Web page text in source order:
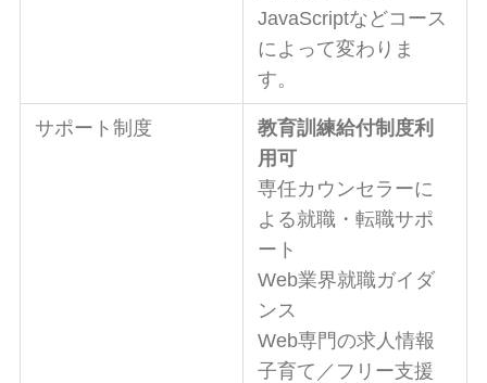
JavaScriptなどコース
によって変わりま
す。
サポート制度
教育訓練給付制度利
用可
専任カウンセラーに
よる就職・転職サポ
ート
Web業界就職ガイダ
ンス
Web専門の求人情報
子育て／フリー支援